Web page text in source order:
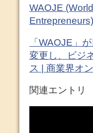
WAOJE
「WAOJE」
変更し、ビジ
ス | 商業界オ
関連エントリ